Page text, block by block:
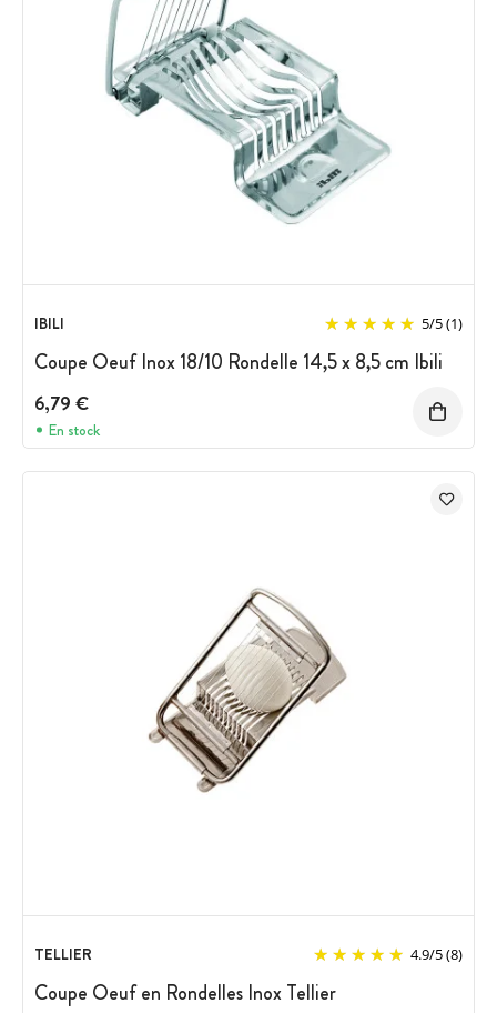
IBILI 5/5(1)
Coupe Oeuf Inox 18/10 Rondelle 14,5 x 8,5 cm Ibili
6,79 €
En stock
TELLIER 4.9/5(8)
Coupe Oeuf en Rondelles Inox Tellier